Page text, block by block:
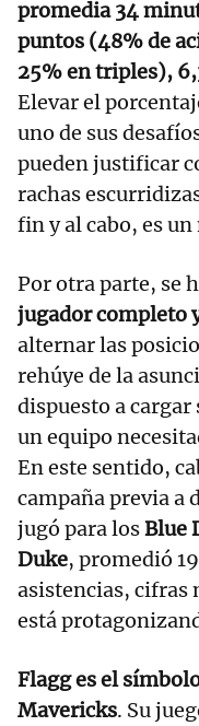
promedia 34
puntos (48% de
25% en triples),
Elevar el
uno de sus
pueden justificar
rachas
fin y al cabo, es un
Por otra parte, se
jugador completo
alternar las
rehúye de la
dispuesto a cargar
un equipo
En este sentido,
campaña previa a
jugó para losBlue
Duke, promedió
asistencias, cifras
está
Flagg es el
Mavericks. Su